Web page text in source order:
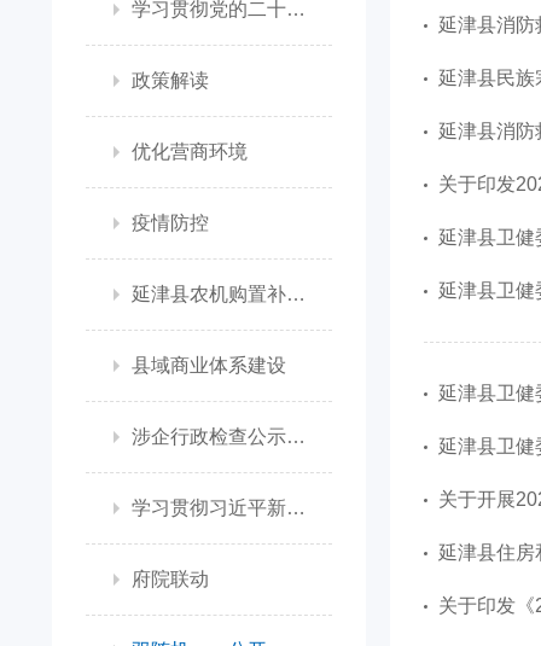
学习贯彻党的二十大精神
政策解读
优化营商环境
疫情防控
延津县农机购置补贴政策信息公开专栏
县域商业体系建设
涉企行政检查公示专栏
学习贯彻习近平新时代中国特色社会主义思想
府院联动
延津县消防
延津县民族
延津县消防
关于印发
延津县卫健
延津县卫健
延津县卫健
延津县卫健
关于开展
延津县住房
关于印发《